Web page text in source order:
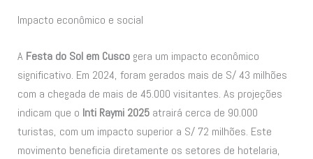
Impacto econômico e social
A Festa do Sol em Cusco gera um impacto econômico
significativo. Em 2024, foram gerados mais de S/ 43 milhões
com a chegada de mais de 45.000 visitantes. As projeções
indicam que o Inti Raymi 2025 atrairá cerca de 90.000
turistas, com um impacto superior a S/ 72 milhões. Este
movimento beneficia diretamente os setores de hotelaria,